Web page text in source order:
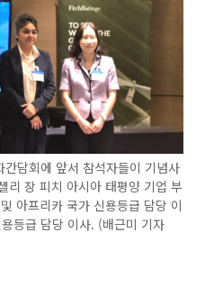
담회에 앞서 참석자들이 기념사
리 장 피치 아시아 태평양 기업 부
아프리카 국가 신용등급 담당 이
등급 담당 이사. (배근미 기자